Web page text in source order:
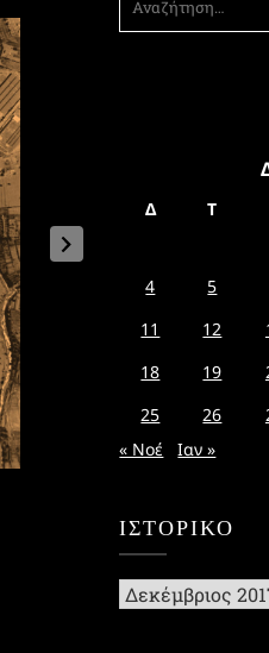
ΓΙΑ:
Δ Τ
4
5
11
12
18
19
25
26
« Νοέ
Ιαν »
ΙΣΤΟΡΙΚΌ
Ιστορικό